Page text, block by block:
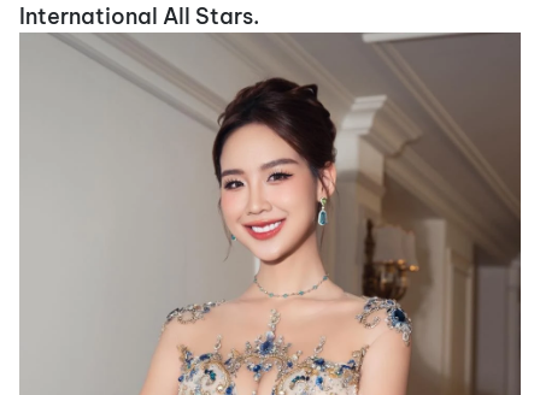
International All Stars.